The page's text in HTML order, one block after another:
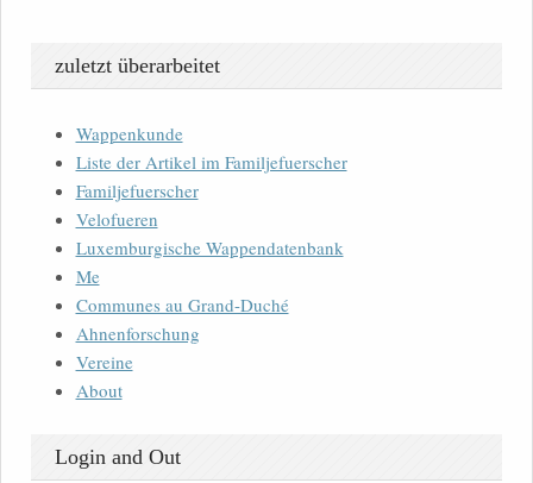
zuletzt überarbeitet
Wappenkunde
Liste der Artikel im Familjefuerscher
Familjefuerscher
Velofueren
Luxemburgische Wappendatenbank
Me
Communes au Grand-Duché
Ahnenforschung
Vereine
About
Login and Out